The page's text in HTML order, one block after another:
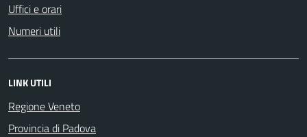
Uffici e orari
Numeri utili
LINK UTILI
Regione Veneto
Provincia di Padova